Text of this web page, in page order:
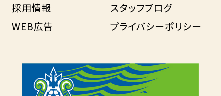
採用情報
スタッフブログ
WEB広告
プライバシーポリシー